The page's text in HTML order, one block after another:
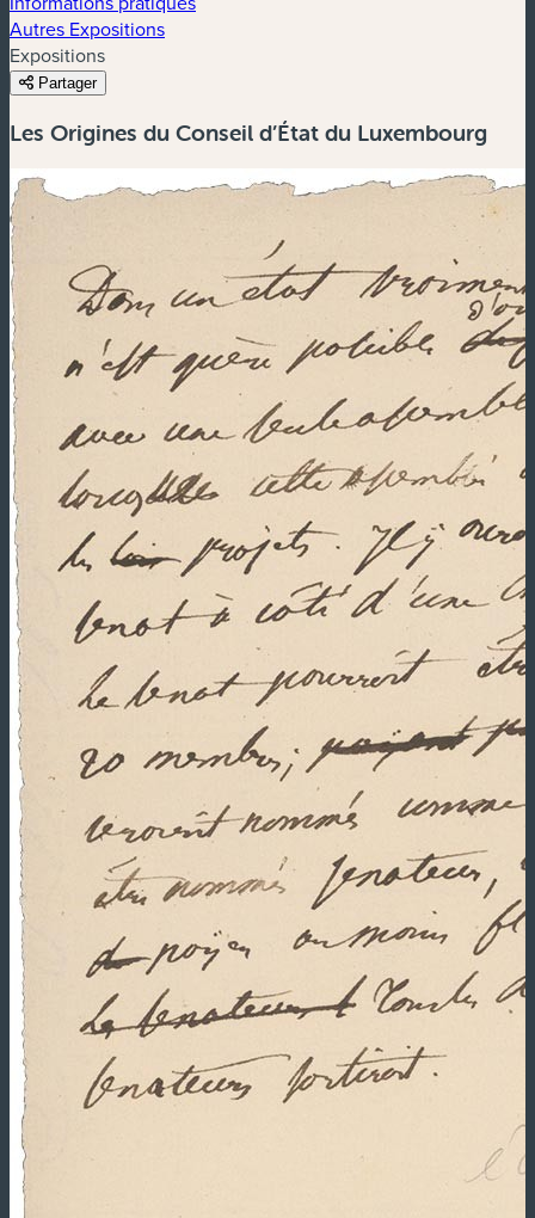
Autres Expositions
Expositions
Partager
Les Origines du Conseil d’État du Luxembourg